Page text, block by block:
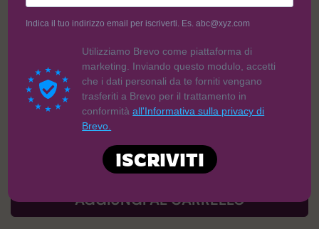
Indica il tuo indirizzo email per iscriverti. Es. abc@xyz.com
Utilizziamo Brevo come piattaforma di
marketing. Inviando questo modulo, accetti
che i dati personali da te forniti vengano
trasferiti a Brevo per il trattamento in
conformitàall'Informativa sulla privacy di
Brevo.
ISCRIVITI
SENZA LATTOSIO, wurstel. (Allegreni: 3, 7: no lattosio, si proteina
del latte)
3,50€
AGGIUNGI AL CARRELLO